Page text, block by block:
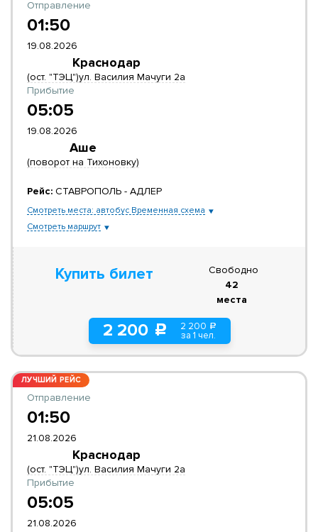
Отправление
01:50
19.08.2026
Краснодар
(ост. "ТЭЦ")ул. Василия Мачуги 2а
Прибытие
05:05
19.08.2026
Аше
(поворот на Тихоновку)
Рейс: СТАВРОПОЛЬ - АДЛЕР
Смотреть места: автобус Временная схема
Смотреть маршрут
Купить билет
2 200 c 2 200 a
за 1 чел.
Свободно
42
места
ЛУЧШИЙ РЕЙС
Отправление
01:50
21.08.2026
Краснодар
(ост. "ТЭЦ")ул. Василия Мачуги 2а
Прибытие
05:05
21.08.2026